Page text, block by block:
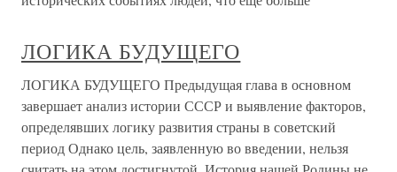
ЛОГИКА БУДУЩЕГО
ЛОГИКА БУДУЩЕГО Предыдущая глава в основном
завершает анализ истории СССР и выявление факторов,
определявших логику развития страны в советский
период Однако цель, заявленную во введении, нельзя